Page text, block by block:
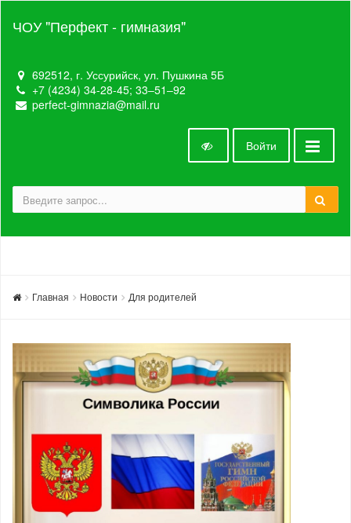
ЧОУ "Перфект - гимназия"
692512, г. Уссурийск, ул. Пушкина 5Б
+7 (4234) 34-28-45; 33‒51‒92
perfect-gimnazia@mail.ru
Войти
Главная Новости Для родителей